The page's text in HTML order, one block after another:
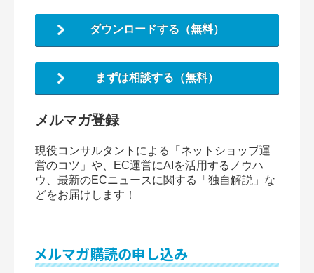
ダウンロードする（無料）
まずは相談する（無料）
メルマガ登録
現役コンサルタントによる「ネットショップ運
営のコツ」や、EC運営にAIを活用するノウハ
ウ、最新のECニュースに関する「独自解説」な
どをお届けします！